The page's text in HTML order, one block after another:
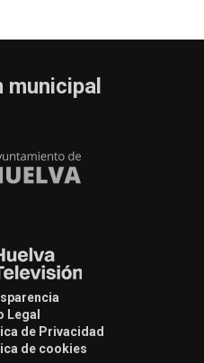
Legal
de Privacidad
de cookies